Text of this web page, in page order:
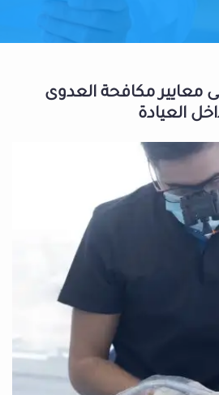
معايير مكافحة العدوى
العيادة